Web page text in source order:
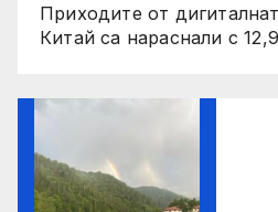
Приходите от
Китай са нараснали с